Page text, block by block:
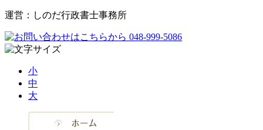
運営：しのだ行政書士事務所
小
中
大